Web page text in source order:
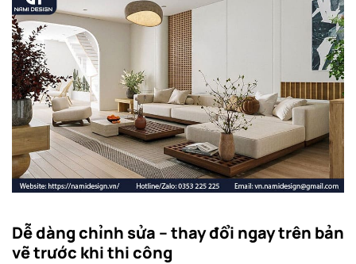
Dễ dàng chỉnh sửa – thay đổi ngay trên bản
vẽ trước khi thi công